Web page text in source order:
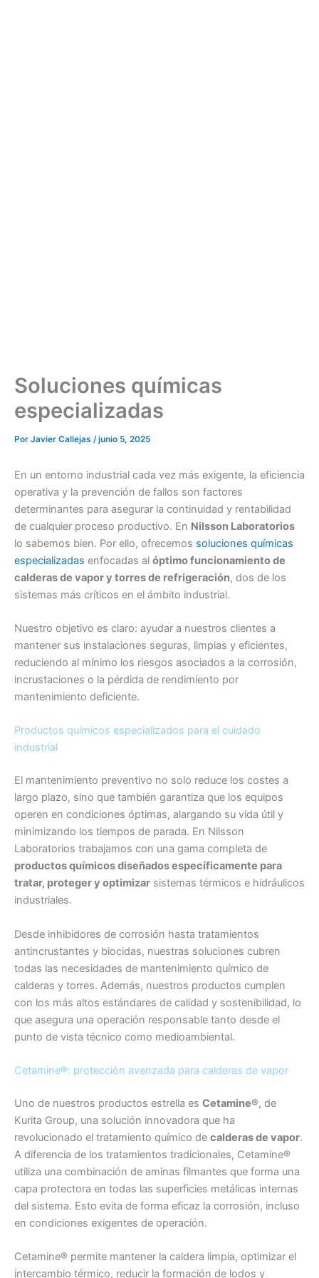
Soluciones químicas
especializadas
Por Javier Callejas /junio 5, 2025
En un entorno industrial cada vez más exigente, la eficiencia
operativa y la prevención de fallos son factores
determinantes para asegurar la continuidad y rentabilidad
de cualquier proceso productivo. En Nilsson Laboratorios
lo sabemos bien. Por ello, ofrecemos soluciones químicas
especializadas enfocadas al óptimo funcionamiento de
calderas de vapor y torres de refrigeración, dos de los
sistemas más críticos en el ámbito industrial.
Nuestro objetivo es claro: ayudar a nuestros clientes a
mantener sus instalaciones seguras, limpias y eficientes,
reduciendo al mínimo los riesgos asociados a la corrosión,
incrustaciones o la pérdida de rendimiento por
mantenimiento deficiente.
Productos químicos especializados para el cuidado
industrial
El mantenimiento preventivo no solo reduce los costes a
largo plazo, sino que también garantiza que los equipos
operen en condiciones óptimas, alargando su vida útil y
minimizando los tiempos de parada. En Nilsson
Laboratorios trabajamos con una gama completa de
productos químicos diseñados específicamente para
tratar, proteger y optimizar sistemas térmicos e hidráulicos
industriales.
Desde inhibidores de corrosión hasta tratamientos
antincrustantes y biocidas, nuestras soluciones cubren
todas las necesidades de mantenimiento químico de
calderas y torres. Además, nuestros productos cumplen
con los más altos estándares de calidad y sostenibilidad, lo
que asegura una operación responsable tanto desde el
punto de vista técnico como medioambiental.
Cetamine®: protección avanzada para calderas de vapor
Uno de nuestros productos estrella es Cetamine®, de
Kurita Group, una solución innovadora que ha
revolucionado el tratamiento químico de calderas de vapor.
A diferencia de los tratamientos tradicionales, Cetamine®
utiliza una combinación de aminas filmantes que forma una
capa protectora en todas las superficies metálicas internas
del sistema. Esto evita de forma eficaz la corrosión, incluso
en condiciones exigentes de operación.
Cetamine® permite mantener la caldera limpia, optimizar el
intercambio térmico, reducir la formación de lodos y